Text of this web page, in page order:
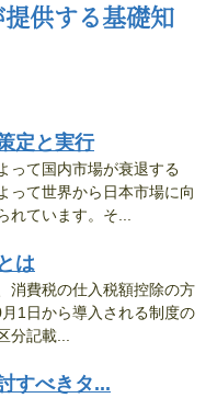
供する基礎知
定と実行
って国内市場が衰退する
って世界から日本市場に向
れています。そ...
は
消費税の仕入税額控除の方
1日から導入される制度の
分記載...
すべきタ...